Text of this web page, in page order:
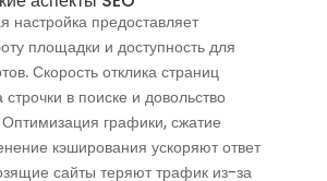
настройка предоставляет
площадки и доступность для
Скорость отклика страниц
строчки в поиске и довольство
Оптимизация графики, сжатие
кэширования ускоряют ответ
сайты теряют трафик из-за